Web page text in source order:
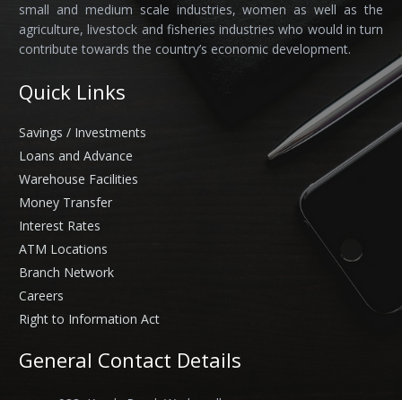
small and medium scale industries, women as well as the
agriculture, livestock and fisheries industries who would in turn
contribute towards the country’s economic development.
Quick Links
Savings / Investments
Loans and Advance
Warehouse Facilities
Money Transfer
Interest Rates
ATM Locations
Branch Network
Careers
Right to Information Act
General Contact Details